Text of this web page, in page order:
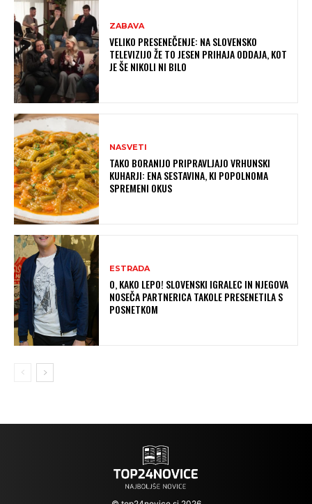
ZABAVA
VELIKO PRESENEČENJE: NA SLOVENSKO
TELEVIZIJO ŽE TO JESEN PRIHAJA ODDAJA, KOT
JE ŠE NIKOLI NI BILO
NASVETI
TAKO BORANIJO PRIPRAVLJAJO VRHUNSKI
KUHARJI: ENA SESTAVINA, KI POPOLNOMA
SPREMENI OKUS
ESTRADA
O, KAKO LEPO! SLOVENSKI IGRALEC IN NJEGOVA
NOSEČA PARTNERICA TAKOLE PRESENETILA S
POSNETKOM